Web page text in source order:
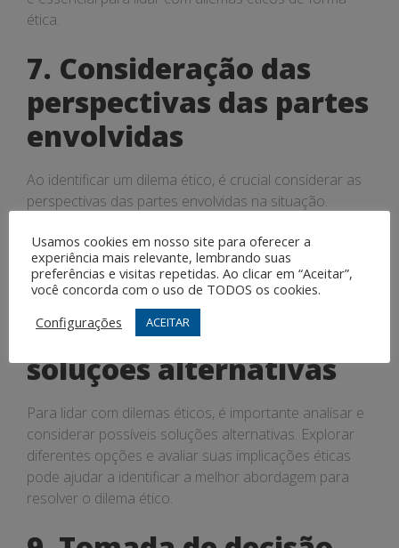
ética.
7. Consideração das
perspectivas das partes
envolvidas
Ao identificar um dilema ético, é crucial considerar as
perspectivas das partes envolvidas na situação.
diretamente envolvidas e como suas perspectivas
podem diferir é fundamental para tomar decisões
éticas.
8. Análise de possíveis
soluções alternativas
Para lidar com dilemas éticos, é importante analisar e
considerar possíveis soluções alternativas. Explorar
diferentes opções e avaliar suas implicações éticas
pode ajudar a identificar a melhor abordagem para
resolver o dilema ético.
Usamos cookies em nosso site para oferecer a
experiência mais relevante, lembrando suas
preferências e visitas repetidas. Ao clicar em “Aceitar”,
você concorda com o uso de TODOS os cookies.
Configurações
ACEITAR